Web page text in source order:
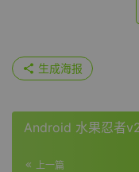
生成海报
Android 水果忍者
上一篇